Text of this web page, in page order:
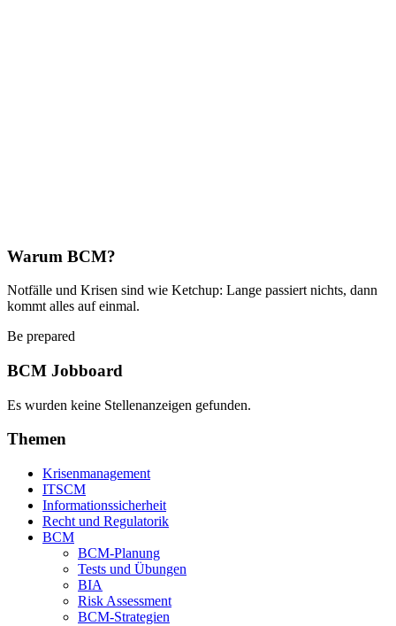
Warum BCM?
Notfälle und Krisen sind wie Ketchup: Lange passiert nichts, dann
kommt alles auf einmal.
Be prepared
BCM Jobboard
Es wurden keine Stellenanzeigen gefunden.
Themen
Krisenmanagement
ITSCM
Informationssicherheit
Recht und Regulatorik
BCM
BCM-Planung
Tests und Übungen
BIA
Risk Assessment
BCM-Strategien